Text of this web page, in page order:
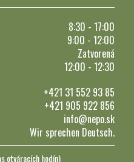
8:30 - 17:00
9:00 - 12:00
Zatvorená
12:00 - 12:30
+421 31 552 93 85
+421 905 922 856
info@nepo.sk
Wir sprechen Deutsch.
otváracích hodín)